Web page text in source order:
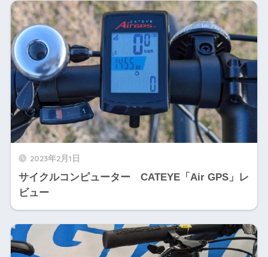
2023年2月1日
サイクルコンピューター CATEYE「Air GPS」レ
ビュー